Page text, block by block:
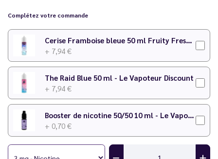
Complétez votre commande
Cerise Framboise bleue 50 ml Fruity Fresh - Le Vapoteur Discount
+ 7,94 €
The Raid Blue 50 ml - Le Vapoteur Discount
+ 7,94 €
Booster de nicotine 50/50 10 ml - Le Vapoteur Discount
+ 0,70 €